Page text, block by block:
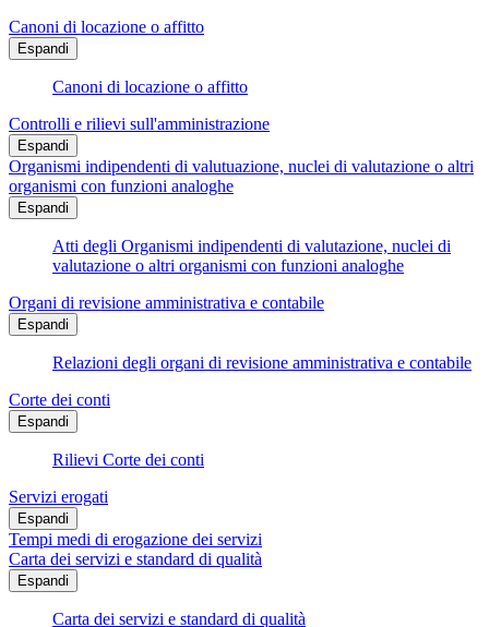
Canoni di locazione o affitto
Espandi
Canoni di locazione o affitto
Controlli e rilievi sull'amministrazione
Espandi
Organismi indipendenti di valutuazione, nuclei di valutazione o altri
organismi con funzioni analoghe
Espandi
Atti degli Organismi indipendenti di valutazione, nuclei di
valutazione o altri organismi con funzioni analoghe
Organi di revisione amministrativa e contabile
Espandi
Relazioni degli organi di revisione amministrativa e contabile
Corte dei conti
Espandi
Rilievi Corte dei conti
Servizi erogati
Espandi
Tempi medi di erogazione dei servizi
Carta dei servizi e standard di qualità
Espandi
Carta dei servizi e standard di qualità